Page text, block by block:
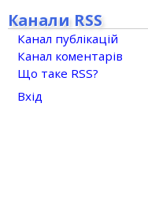
Канали RSS
Канал публікацій
Канал коментарів
Що таке RSS?
Вхід